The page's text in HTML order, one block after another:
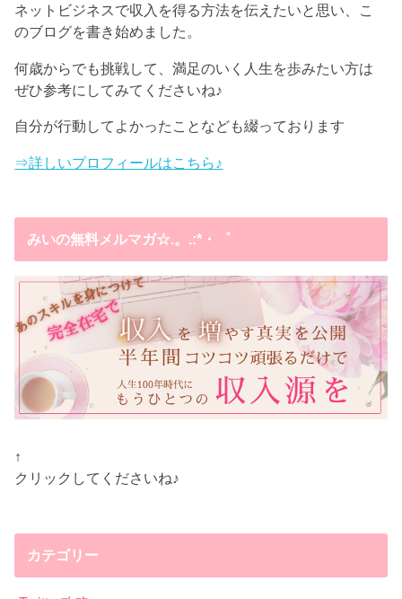
ネットビジネスで収入を得る方法を伝えたいと思い、こ
のブログを書き始めました。
何歳からでも挑戦して、満足のいく人生を歩みたい方は
ぜひ参考にしてみてくださいね♪
自分が行動してよかったことなども綴っております
⇒詳しいプロフィールはこちら♪
みいの無料メルマガ☆.。.:*・゜
↑
クリックしてくださいね♪
カテゴリー